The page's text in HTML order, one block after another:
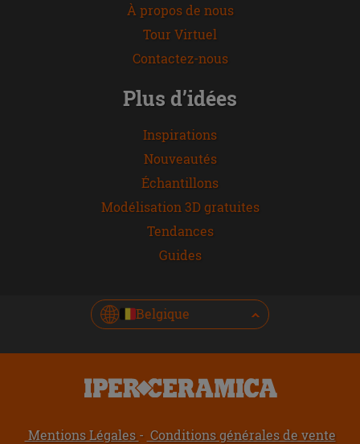
À propos de nous
Tour Virtuel
Contactez-nous
Plus d’idées
Inspirations
Nouveautés
Échantillons
Modélisation 3D gratuites
Tendances
Guides
Belgique
Mentions Légales Conditions générales de vente